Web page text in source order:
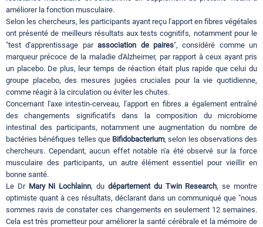
améliorer la fonction musculaire.
Selon les chercheurs, les participants ayant reçu l'apport en fibres végétales
ont présenté de meilleurs résultats aux tests cognitifs, notamment pour le
"test d'apprentissage parassociation de paires", considéré comme un
marqueur précoce de la maladie d'Alzheimer, par rapport à ceux ayant pris
un placebo. De plus, leur temps de réaction était plus rapide que celui du
groupe placebo, des mesures jugées cruciales pour la vie quotidienne,
comme réagir à la circulation ou éviter les chutes.
Concernant l'axe intestin-cerveau, l'apport en fibres a également entraîné
des changements significatifs dans la composition du microbiome
intestinal des participants, notamment une augmentation du nombre de
bactéries bénéfiques telles que Bifidobacterium, selon les observations des
chercheurs. Cependant, aucun effet notable n'a été observé sur la force
musculaire des participants, un autre élément essentiel pour vieillir en
bonne santé.
Le Dr Mary Ni Lochlainn, du département du Twin Research, se montre
optimiste quant à ces résultats, déclarant dans un communiqué que "nous
sommes ravis de constater ces changements en seulement 12 semaines.
Cela est très prometteur pour améliorer la santé cérébrale et la mémoire de